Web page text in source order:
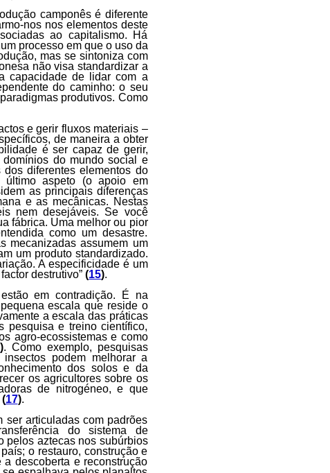
camponês é diferente
nos nos elementos deste
ao capitalismo. Há
processo em que o uso da
mas se sintoniza com
não visa standardizar a
capacidade de lidar com a
do caminho: o seu
produtivos. Como
e gerir fluxos materiais –
de maneira a obter
é ser capaz de gerir,
domínios do mundo social e
diferentes elementos do
último aspeto (o apoio em
as principais diferenças
e as mecânicas. Nestas
nem desejáveis. Se você
fábrica. Uma melhor ou pior
como um desastre.
mecanizadas assumem um
um produto standardizado.
A especificidade é um
destrutivo”(15).
em contradição. É na
escala que reside o
a escala das práticas
pesquisa e treino científico,
agro-ecossistemas e como
). Como exemplo, pesquisas
podem melhorar a
dos solos e da
os agricultores sobre os
de nitrogéneo, e que
(17).
ser articuladas com padrões
do sistema de
pelos aztecas nos subúrbios
o restauro, construção e
descoberta e reconstrução